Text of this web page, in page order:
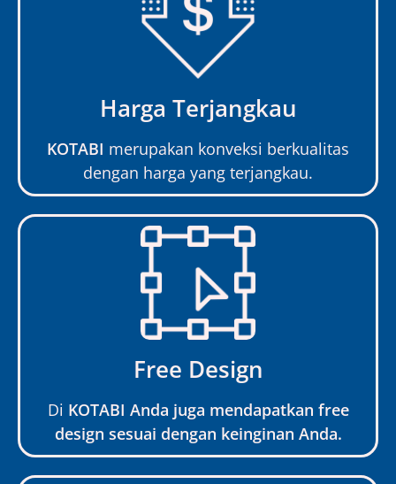
Harga Terjangkau
KOTABI merupakan konveksi berkualitas
dengan harga yang terjangkau.
Free Design
Di KOTABI Anda juga mendapatkan free
design sesuai dengan keinginan Anda.